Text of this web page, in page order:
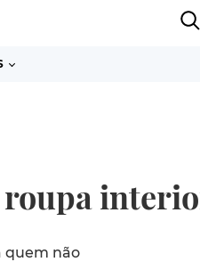
roupa
quem não